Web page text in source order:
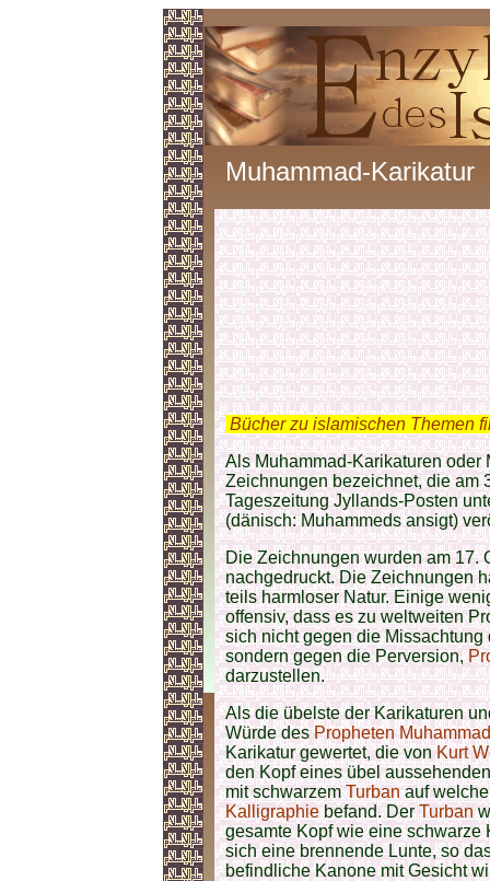
Muhammad-Karikatur
Bücher zu islamischen Themen
Als Muhammad-Karikaturen
Zeichnungen bezeichnet, die am
Tageszeitung Jyllands-Posten
(dänisch: Muhammeds ansigt)
Die Zeichnungen wurden am 17.
nachgedruckt. Die Zeichnungen
teils harmloser Natur. Einige
offensiv, dass es zu weltweiten
sich nicht gegen die
sondern gegen die Perversion,
darzustellen.
Als die übelste der Karikaturen
Würde desPropheten
Karikatur gewertet, die vonKurt
den Kopf eines übel
mit schwarzemTurbanauf
Kalligraphiebefand. DerTurban
gesamte Kopf wie eine
sich eine brennende Lunte, so
befindliche Kanone mit Gesicht